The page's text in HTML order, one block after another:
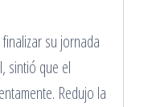
Durante
la
Madrugada
su jornada
sintió que el
Redujo la